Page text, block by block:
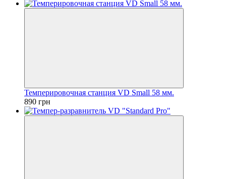
Темперировочная станция VD Small 58 мм.
890 грн